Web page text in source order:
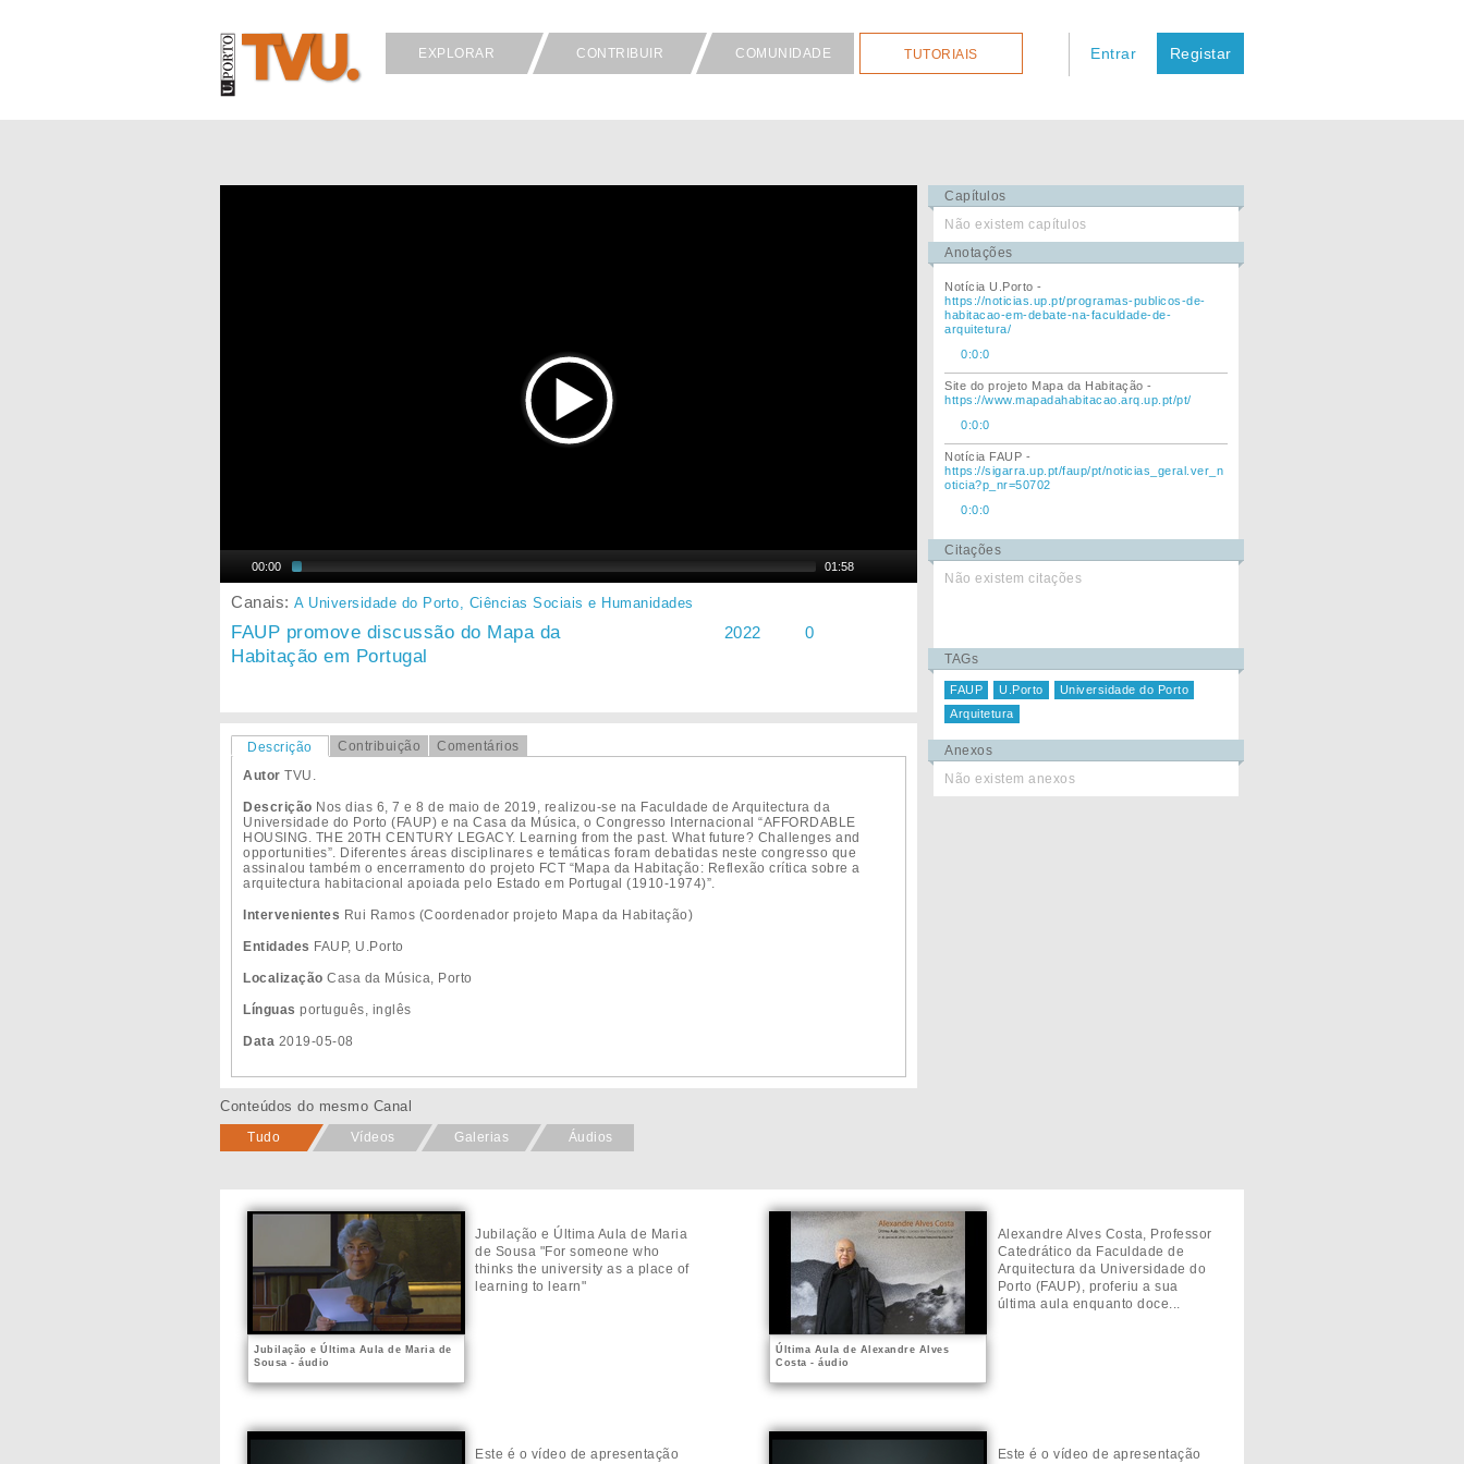
EXPLORAR CONTRIBUIR COMUNIDADE TUTORIAIS Entrar Registar
00:00 01:58
Canais: A Universidade do Porto, Ciências Sociais e Humanidades
FAUP promove discussão do Mapa da
Habitação em Portugal
2022 0
Descrição Contribuição
Comentários
Autor TVU.
Descrição Nos dias 6, 7 e 8 de maio de 2019, realizou-se na Faculdade de Arquitectura da
Universidade do Porto (FAUP) e na Casa da Música, o Congresso Internacional “AFFORDABLE
HOUSING. THE 20TH CENTURY LEGACY. Learning from the past. What future? Challenges and
opportunities”. Diferentes áreas disciplinares e temáticas foram debatidas neste congresso que
assinalou também o encerramento do projeto FCT “Mapa da Habitação: Reflexão crítica sobre a
arquitectura habitacional apoiada pelo Estado em Portugal (1910-1974)”.
Intervenientes Rui Ramos (Coordenador projeto Mapa da Habitação)
Entidades FAUP, U.Porto
Localização Casa da Música, Porto
Línguas português, inglês
Data 2019-05-08
Capítulos
Não existem capítulos
Anotações
Notícia U.Porto -
https://noticias.up.pt/programas-publicos-de-
habitacao-em-debate-na-faculdade-de-
arquitetura/
0:0:0
Site do projeto Mapa da Habitação -
https://www.mapadahabitacao.arq.up.pt/pt/
0:0:0
Notícia FAUP -
https://sigarra.up.pt/faup/pt/noticias_geral.ver_n
oticia?p_nr=50702
0:0:0
Citações
Não existem citações
TAGs
FAUP U.Porto
Universidade do Porto
Arquitetura
Anexos
Não existem anexos
Conteúdos do mesmo Canal
Tudo Vídeos Galerias Áudios
Jubilação e Última Aula de Maria de
Sousa - áudio
Jubilação e Última Aula de Maria
de Sousa "For someone who
thinks the university as a place of
learning to learn"
Última Aula de Alexandre Alves
Costa - áudio
Alexandre Alves Costa, Professor
Catedrático da Faculdade de
Arquitectura da Universidade do
Porto (FAUP), proferiu a sua
última aula enquanto doce...
Este é o vídeo de apresentação
Este é o vídeo de apresentação